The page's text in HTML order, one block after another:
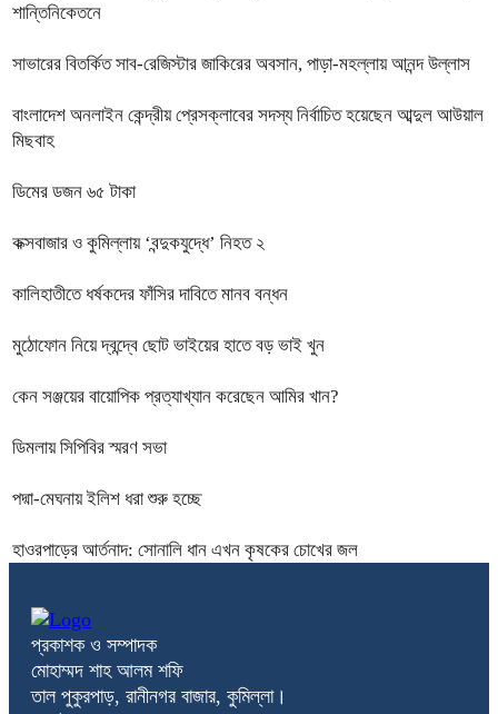
শান্তিনিকেতনে
সাভারের বিতর্কিত সাব-রেজিস্টার জাকিরের অবসান, পাড়া-মহল্লায় আনন্দ উল্লাস
বাংলাদেশ অনলাইন কেন্দ্রীয় প্রেসক্লাবের সদস্য নির্বাচিত হয়েছেন আব্দুল আউয়াল
মিছবাহ
ডিমের ডজন ৬৫ টাকা
কক্সবাজার ও কুমিল্লায় ‘বন্দুকযুদ্ধে’ নিহত ২
কালিহাতীতে ধর্ষকদের ফাঁসির দাবিতে মানব বন্ধন
মুঠোফোন নিয়ে দ্বন্দ্বে ছোট ভাইয়ের হাতে বড় ভাই খুন
কেন সঞ্জয়ের বায়োপিক প্রত্যাখ্যান করেছেন আমির খান?
ডিমলায় সিপিবির স্মরণ সভা
পদ্মা-মেঘনায় ইলিশ ধরা শুরু হচ্ছে
হাওরপাড়ের আর্তনাদ: সোনালি ধান এখন কৃষকের চোখের জল
প্রকাশক ও সম্পাদক
মোহাম্মদ শাহ আলম শফি
তাল পুকুরপাড়, রানীনগর বাজার, কুমিল্লা।